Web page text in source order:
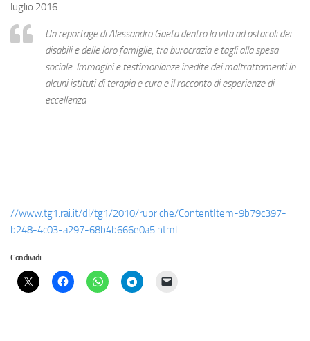
luglio 2016.
Un reportage di Alessandro Gaeta dentro la vita ad ostacoli dei
disabili e delle loro famiglie, tra burocrazia e tagli alla spesa
sociale. Immagini e testimonianze inedite dei maltrattamenti in
alcuni istituti di terapia e cura e il racconto di esperienze di
eccellenza
//www.tg1.rai.it/dl/tg1/2010/rubriche/ContentItem-9b79c397-
b248-4c03-a297-68b4b666e0a5.html
Condividi: